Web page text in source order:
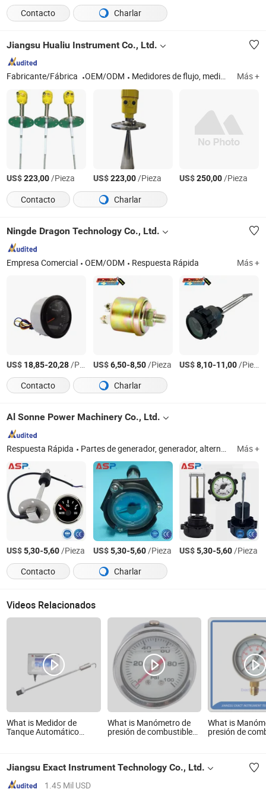
Contacto
Charlar
Jiangsu Hualiu Instrument Co., Ltd.
Fabricante/Fábrica OEM/ODM Medidores de flujo, medidores de nivel Más +
US$223,00/Pieza US$223,00/Pieza US$250,00/Pieza
Contacto
Charlar
Ningde Dragon Technology Co., Ltd.
Empresa Comercial OEM/ODM Respuesta Rápida Más +
US$ 18,85-20,28/Pieza US$6,50-8,50/Pieza US$8,10-11,00/Pieza
Contacto
Charlar
Al Sonne Power Machinery Co., Ltd.
Respuesta Rápida Partes de generador, generador, alternador, interruptor de transferencia automática, regulador de voltaje de generador diésel, controlador de generador, controlador de interruptor de transferencia automática, gabinete de panel de interruptor de transferencia automática, gabinete de sistema sincronizado, partes de motor Más +
US$5,30-5,60/Pieza US$5,30-5,60/Pieza US$5,30-5,60/Pieza
Contacto
Charlar
Videos Relacionados
What is Medidor de
Tanque Automático
What is Manómetro de
presión de combustible
15/60/100 Psi, piezas de
What is
presión de
de latón
Jiangsu Exact Instrument Technology Co., Ltd.
1.45 Mil USD